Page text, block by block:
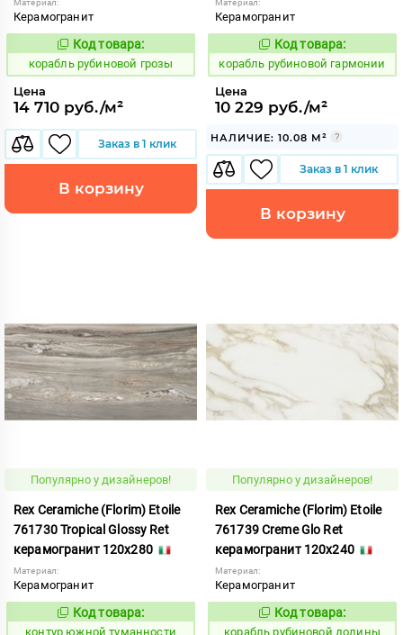
Материал:
Керамогранит
775519
Код товара:
корабль рубиновой грозы
Цена
14 710 руб./м²
Заказ в 1 клик
В корзину
Материал:
Керамогранит
775516
Код товара:
корабль рубиновой гармонии
Цена
10 229 руб./м²
НАЛИЧИЕ: 10.08 М²
Заказ в 1 клик
В корзину
Популярно у дизайнеров!
Rex Ceramiche (Florim) Etoile
761730 Tropical Glossy Ret
керамогранит 120x280
Материал:
Керамогранит
765234
Код товара:
контур южной туманности
Популярно у дизайнеров!
Rex Ceramiche (Florim) Etoile
761739 Creme Glo Ret
керамогранит 120x240
Материал:
Керамогранит
775521
Код товара:
корабль рубиновой долины